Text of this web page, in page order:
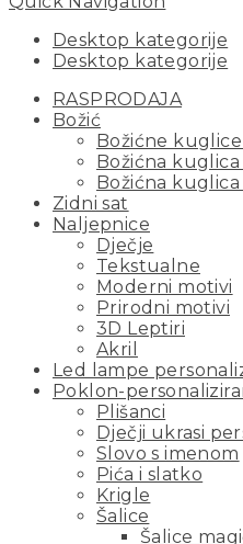
Desktop kategorije
Desktop kategorije
RASPRODAJA
Božić
Božićne
Božićna kuglica
Božićna
Zidni sat
Naljepnice
Dječje
Tekstualne
Moderni motivi
Prirodni motivi
3D Leptiri
Akril
Led lampe
Poklon-
Plišanci
Dječji ukrasi
Slovo s imenom
Pića i slatko
Krigle
Šalice
Šalice